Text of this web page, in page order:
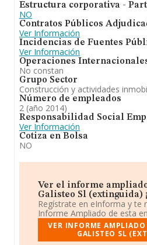
Estructura corporativa -
NO
Contratos Públicos
Ver Información
Incidencias de Fuentes
Ver Información
Operaciones
No constan
Grupo Sector
Construcción y actividades
Número de empleados
2 (año 2014)
Responsabilidad Social
Ver Información
Cotiza en Bolsa
NO
Ver el informe
Galisteo Sl (extinguida)
Regístrate en eInforma y te
Informe Ampliado de esta
VER INFORME AMPLIADO
GALISTEO SL